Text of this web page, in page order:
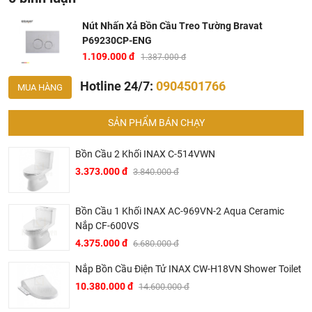
Khalinguyen.vn là chính hãng.
Hiện tại chúng tôi có rất nhiềuchương trình khuyến
mãihấp dẫn, để biết chi tiết vui lòng chat hoặc gọi điện
vào hotline để được tư vấn chi tiết
BRAVAT – TINH HOA ĐẲNG CẤP CỦA NƯỚC ĐỨC
▶ Bravat là thương hiệu cao cấp các sản phẩm nhà tắm
thuộc sở hữu của Roman Dietsche, một nhà cung cấp thiết
bị vệ sinh của Đức có bề dày lịch sử hơn 145 năm. Khởi
đầu từ một xưởng sản xuất gia đình tại vùng Black Forest,
Baden – Württemberg tây nam nước Đức vào năm 1873,
sau hơn 2 thế kỷ phát triển, đến nay Bravat đã trở thành một
Nút Nhấn Xả Bồn Cầu Treo Tường Bravat
P69230CP-ENG
1.109.000 đ 1.387.000 đ
MUA HÀNG Hotline 24/7: 0904501766
SẢN PHẨM BÁN CHẠY
Bồn Cầu 2 Khối INAX C-514VWN
3.373.000 đ 3.840.000 đ
Bồn Cầu 1 Khối INAX AC-969VN-2 Aqua Ceramic
Nắp CF-600VS
4.375.000 đ 6.680.000 đ
Nắp Bồn Cầu Điện Tử INAX CW-H18VN Shower Toilet
10.380.000 đ 14.600.000 đ